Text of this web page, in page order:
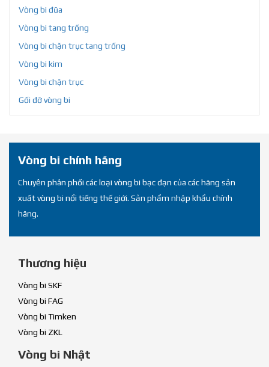
Vòng bi đũa
Vòng bi tang trống
Vòng bi chặn trục tang trống
Vòng bi kim
Vòng bi chặn trục
Gối đỡ vòng bi
Vòng bi chính hãng
Chuyên phân phối các loại vòng bi bạc đạn của các hãng sản
xuất vòng bi nổi tiếng thế giới. Sản phẩm nhập khẩu chính
hãng.
Thương hiệu
Vòng bi SKF
Vòng bi FAG
Vòng bi Timken
Vòng bi ZKL
Vòng bi Nhật